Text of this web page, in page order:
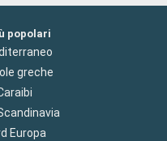
popolari
greche
Europa